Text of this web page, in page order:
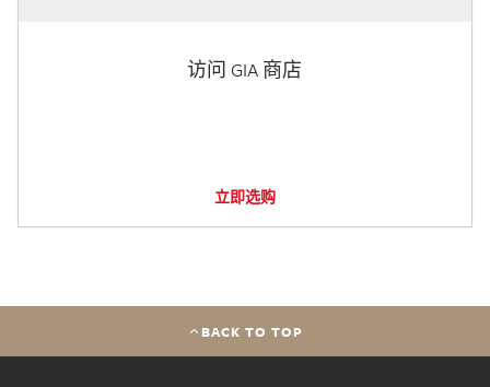
访问 GIA 商店
立即选购
BACK TO TOP